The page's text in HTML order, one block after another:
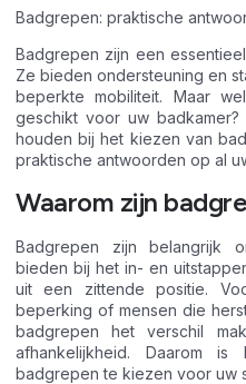
Badgrepen: praktische
Badgrepen zijn een
Ze bieden ondersteuning en
beperkte mobiliteit. Maar
geschikt voor uw
houden bij het kiezen van
praktische antwoorden op al
Waarom zijn
Badgrepen zijn belangrijk
bieden bij het in- en
uit een zittende positie.
beperking of mensen die
badgrepen het verschil
afhankelijkheid. Daarom
badgrepen te kiezen voor uw